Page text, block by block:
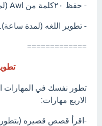
- حفظ ٢٠كلمة من Awl (لمدة ساعة).
- تطوير اللغه (لمدة ساعة).
=============
تطور نفسك في المهارات
الاربع مهارات:
-اقرأ قصص قصيره